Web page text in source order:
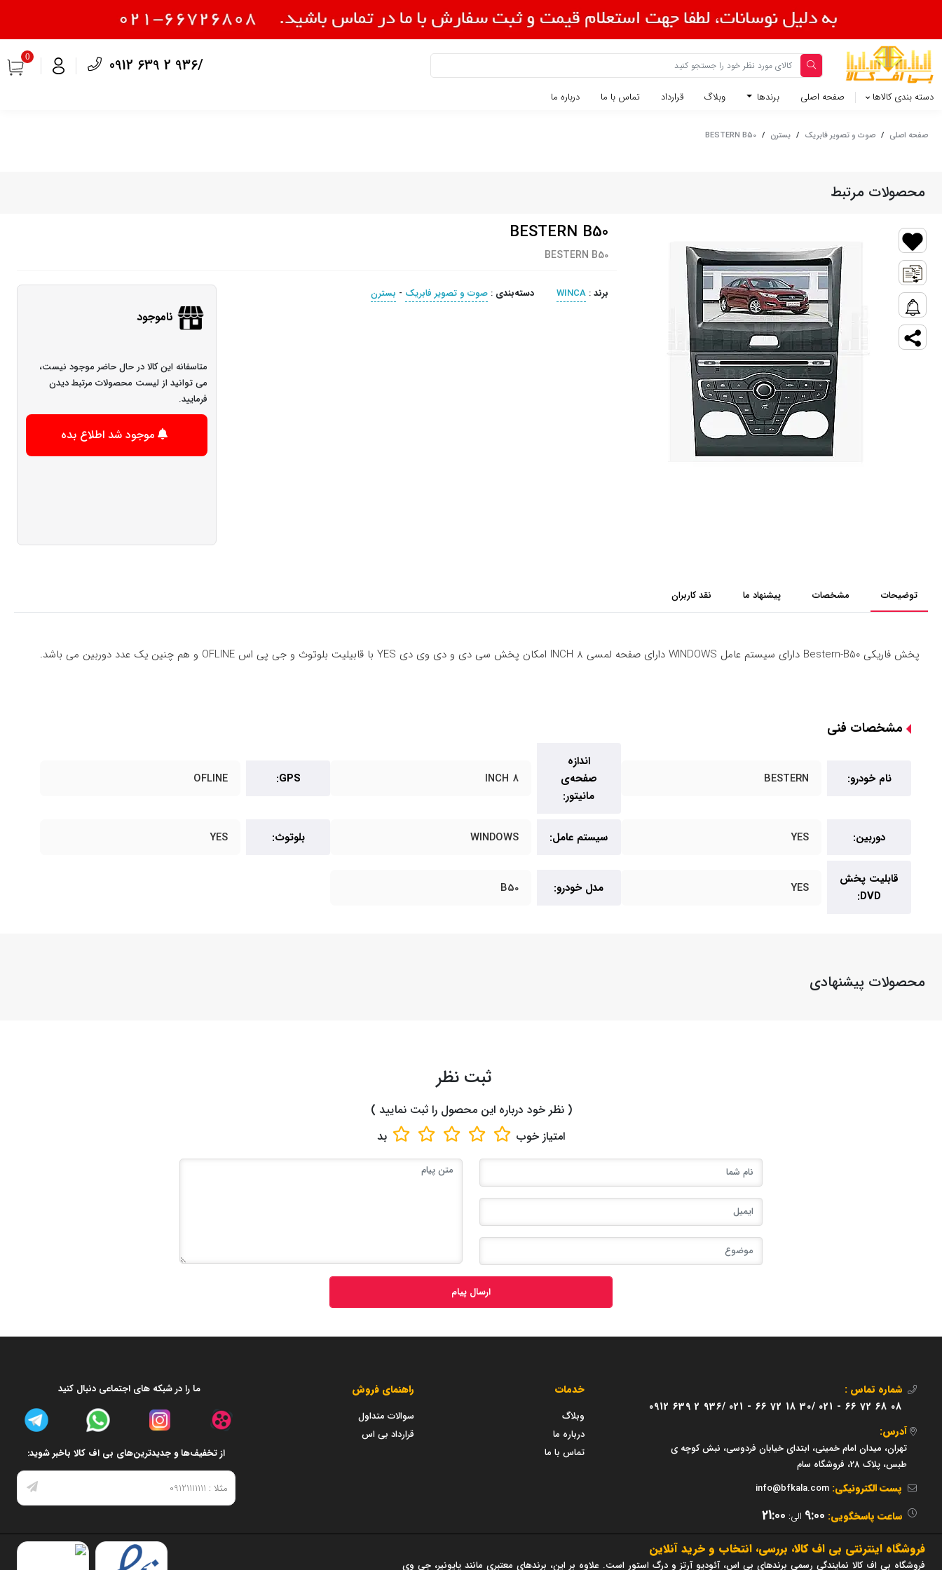
0912 639 2 936/
0
دسته بندی کالاها صفحه اصلی برندها وبلاگ قرارداد تماس با ما درباره ما
صفحه اصلی / صوت و تصویر فابریک / بسترن /
BESTERN B50
محصولات مرتبط
BESTERN B50
BESTERN B50
برند:
WINCA دسته‌بندی : صوت و تصویر فابریک - بسترن
ناموجود
متاسفانه این کالا در حال حاضر موجود نیست،
می توانید از لیست محصولات مرتبط دیدن
فرمایید.
موجود شد اطلاع بده
توضیحات مشخصات پیشنهاد ما نقد کاربران
پخش فاریکی Bestern-B50 دارای سیستم عامل WINDOWS دارای صفحه لمسی 8 INCH امکان پخش سی دی و دی وی دی YES با قابیلیت بلوتوث و جی پی اس OFLINE و هم چنین یک عدد دوربین می باشد.
مشخصات فنی
نام خودرو: BESTERN
اندازه
صفحه‌ی
مانیتور:
8 INCH
GPS:
OFLINE
دوربین: YES سیستم عامل: WINDOWS بلوتوث: YES
قابلیت پخش
DVD:
YES مدل خودرو: B50
محصولات پیشنهادی
ثبت نظر
( نظر خود درباره این محصول را ثبت نمایید )
امتیاز خوب بد
ارسال پیام
شماره تماس :
021 - 66 72 68 08
021 - 66 72 18 30/
0912 639 2 936/
آدرس:
تهران، میدان امام خمینی، ابتدای خیابان فردوسی، نبش کوچه ی
طبس، پلاک 28، فروشگاه سام
پست الکترونیکی: info@bfkala.com
ساعت پاسخگویی: 9:00 الی: 21:00
خدمات
وبلاگ
درباره ما
تماس با ما
راهنمای فروش
سوالات متداول
قرارداد بی اس
ما را در شبکه های اجتماعی دنبال کنید
از تخفیف‌ها و جدیدترین‌های بی اف کالا باخبر شوید:
فروشگاه اینترنتی بی اف کالا، بررسی، انتخاب و خرید آنلاین
فروشگاه بی اف کالا نمایندگی رسمی برندهای بی اس، آئودیو آرتز و درگ استور است. علاوه بر این، برندهای معتبری مانند پایونیر، جی وی